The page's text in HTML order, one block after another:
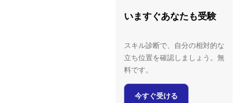
いますぐあなたも受験
スキル診断で、自分の相対的な
立ち位置を確認しましょう。無
料です。
今すぐ受ける